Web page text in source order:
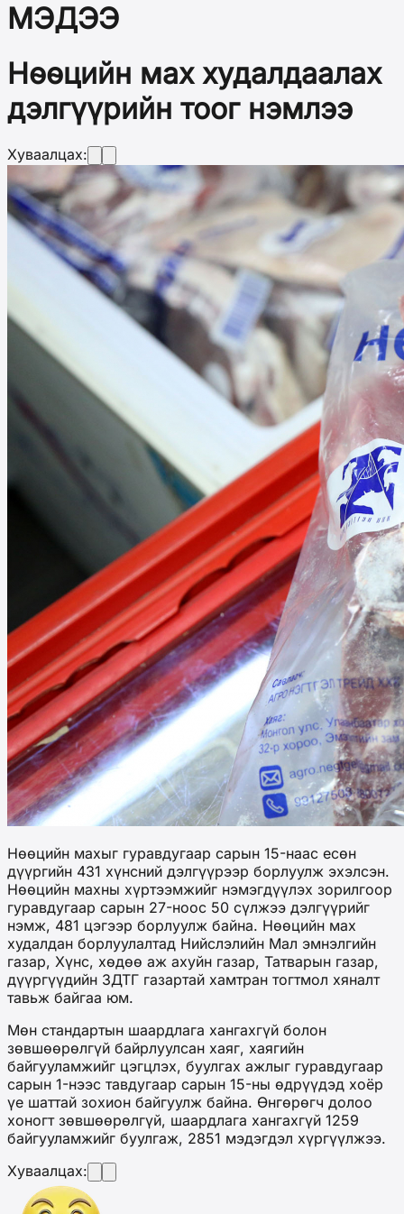
МЭДЭЭ
Нөөцийн мах худалдаалах
дэлгүүрийн тоог нэмлээ
Хуваалцах:
Нөөцийн махыг гуравдугаар сарын 15-наас есөн
дүүргийн 431 хүнсний дэлгүүрээр борлуулж эхэлсэн.
Нөөцийн махны хүртээмжийг нэмэгдүүлэх зорилгоор
гуравдугаар сарын 27-ноос 50 сүлжээ дэлгүүрийг
нэмж, 481 цэгээр борлуулж байна. Нөөцийн мах
худалдан борлуулалтад Нийслэлийн Мал эмнэлгийн
газар, Хүнс, хөдөө аж ахуйн газар, Татварын газар,
дүүргүүдийн ЗДТГ газартай хамтран тогтмол хяналт
тавьж байгаа юм.
Мөн стандартын шаардлага хангахгүй болон
зөвшөөрөлгүй байрлуулсан хаяг, хаягийн
байгууламжийг цэгцлэх, буулгах ажлыг гуравдугаар
сарын 1-нээс тавдугаар сарын 15-ны өдрүүдэд хоёр
үе шаттай зохион байгуулж байна. Өнгөрөгч долоо
хоногт зөвшөөрөлгүй, шаардлага хангахгүй 1259
байгууламжийг буулгаж, 2851 мэдэгдэл хүргүүлжээ.
Хуваалцах: